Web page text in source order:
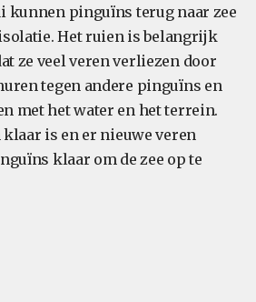
kunnen pinguïns terug naar zee
Het ruien is belangrijk
ze veel veren verliezen door
tegen andere pinguïns en
met het water en het terrein.
is en er nieuwe veren
klaar om de zee op te